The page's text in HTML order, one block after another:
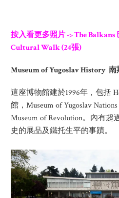
按入看更多照片-> The
Cultural Walk (24張)
Museum of Yugoslav History
這座博物館建於1996年，包括
館，Museum of Yugoslav
Museum of Revolution。內有
史的展品及鐵托生平的事蹟。